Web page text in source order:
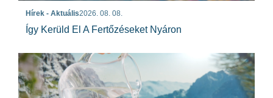
Hírek - Aktuális2026. 08. 08.
Így Kerüld El A Fertőzéseket Nyáron